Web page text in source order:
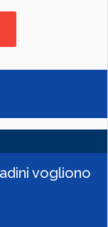
vogliono